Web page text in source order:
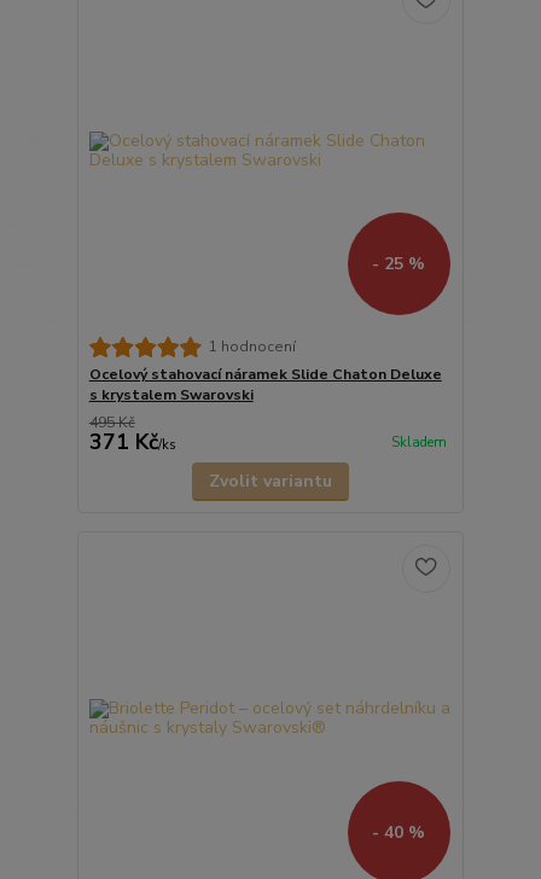
- 25 %
1 hodnocení
Ocelový stahovací náramek Slide Chaton Deluxe
s krystalem Swarovski
495 Kč
371 Kč/ks Skladem
Zvolit variantu
- 40 %